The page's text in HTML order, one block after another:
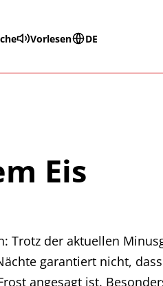
Vorlesen
DE
Eis
Trotz der aktuellen
garantiert nicht,
angesagt ist.